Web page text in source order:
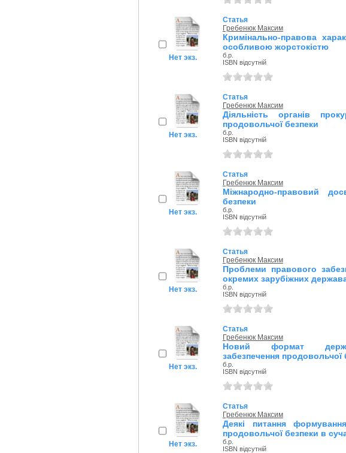
Нет экз.
Статья
Гребенюк Максим
Кримінально-правова
особливою жорстокістю
б.р.
ISBN відсутній
Нет экз.
Статья
Гребенюк Максим
Діяльність органів
продовольчої безпеки
б.р.
ISBN відсутній
Нет экз.
Статья
Гребенюк Максим
Міжнародно-правовий
безпеки
б.р.
ISBN відсутній
Нет экз.
Статья
Гребенюк Максим
Проблеми правового
окремих зарубіжних
б.р.
ISBN відсутній
Нет экз.
Статья
Гребенюк Максим
Новий формат
забезпечення продовольчої
б.р.
ISBN відсутній
Нет экз.
Статья
Гребенюк Максим
Деякі питання
продовольчої безпеки в
б.р.
ISBN відсутній